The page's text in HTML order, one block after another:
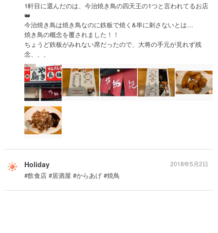
1軒目に選んだのは、今治焼き鳥の四天王の1つと言われてるお店
👑
今治焼き鳥は焼き鳥なのに鉄板で焼く&串に刺さないとは…
焼き鳥の概念を覆されました！！
ちょうど鉄板がみれない席だったので、大将の手元が見れず残
念、、、
Holiday
#飲食店 #居酒屋 #からあげ #焼鳥
2018年5月2日